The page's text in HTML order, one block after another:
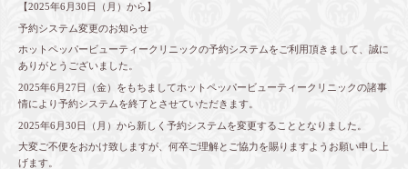
【2025年6月30日（月）から】
予約システム変更のお知らせ
ホットペッパービューティークリニックの予約システムをご利用頂きまして、誠に
ありがとうございました。
2025年6月27日（金）をもちましてホットペッパービューティークリニックの諸事
情により予約システムを終了とさせていただきます。
2025年6月30日（月）から新しく予約システムを変更することとなりました。
大変ご不便をおかけ致しますが、何卒ご理解とご協力を賜りますようお願い申し上
げます。